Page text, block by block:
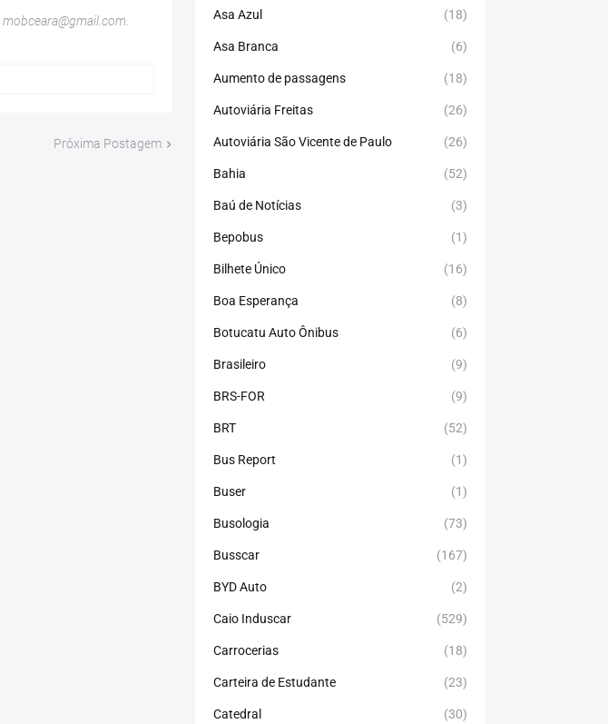
mobceara@gmail.com.
Próxima Postagem
Asa Azul (18)
Asa Branca (6)
Aumento de passagens (18)
Autoviária Freitas (26)
Autoviária São Vicente de Paulo (26)
Bahia (52)
Baú de Notícias (3)
Bepobus (1)
Bilhete Único (16)
Boa Esperança (8)
Botucatu Auto Ônibus (6)
Brasileiro (9)
BRS-FOR (9)
BRT (52)
Bus Report (1)
Buser (1)
Busologia (73)
Busscar (167)
BYD Auto (2)
Caio Induscar (529)
Carrocerias (18)
Carteira de Estudante (23)
Catedral (30)